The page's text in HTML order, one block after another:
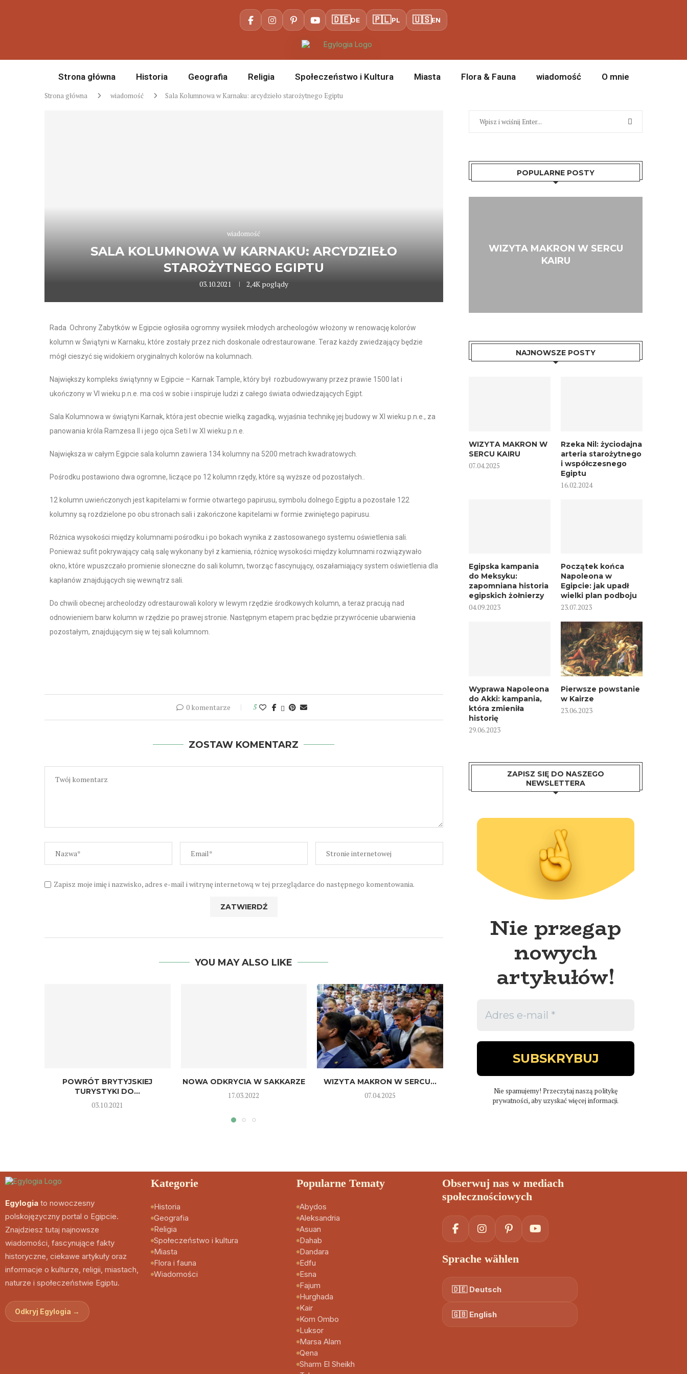
🇩🇪DE 🇵🇱PL 🇺🇸EN
Strona główna Historia Geografia Religia Społeczeństwo i Kultura Miasta Flora & Fauna wiadomość O mnie
Strona główna wiadomość Sala Kolumnowa w Karnaku: arcydzieło starożytnego Egiptu
wiadomość
SALA KOLUMNOWA W KARNAKU: ARCYDZIEŁO
STAROŻYTNEGO EGIPTU
03.10.2021 2,4Kpoglądy
Rada Ochrony Zabytków w Egipcie ogłosiła ogromny wysiłek młodych archeologów włożony w renowację kolorów
kolumn w Świątyni w Karnaku, które zostały przez nich doskonale odrestaurowane. Teraz każdy zwiedzający będzie
mógł cieszyć się widokiem oryginalnych kolorów na kolumnach.
Największy kompleks świątynny w Egipcie – Karnak Tample, który był rozbudowywany przez prawie 1500 lat i
ukończony w VI wieku p.n.e. ma coś w sobie i inspiruje ludzi z całego świata odwiedzających Egipt.
Sala Kolumnowa w świątyni Karnak, która jest obecnie wielką zagadką, wyjaśnia technikę jej budowy w XI wieku p.n.e., za
panowania króla Ramzesa II i jego ojca Seti I w XI wieku p.n.e.
Największa w całym Egipcie sala kolumn zawiera 134 kolumny na 5200 metrach kwadratowych.
Pośrodku postawiono dwa ogromne, liczące po 12 kolumn rzędy, które są wyższe od pozostałych..
12 kolumn uwieńczonych jest kapitelami w formie otwartego papirusu, symbolu dolnego Egiptu a pozostałe 122
kolumny są rozdzielone po obu stronach sali i zakończone kapitelami w formie zwiniętego papirusu.
Różnica wysokości między kolumnami pośrodku i po bokach wynika z zastosowanego systemu oświetlenia sali.
Ponieważ sufit pokrywający całą salę wykonany był z kamienia, różnicę wysokości między kolumnami rozwiązywało
okno, które wpuszczało promienie słoneczne do sali kolumn, tworząc fascynujący, oszałamiający system oświetlenia dla
kapłanów znajdujących się wewnątrz sali.
Do chwili obecnej archeolodzy odrestaurowali kolory w lewym rzędzie środkowych kolumn, a teraz pracują nad
odnowieniem barw kolumn w rzędzie po prawej stronie. Następnym etapem prac będzie przywrócenie ubarwienia
pozostałym, znajdującym się w tej sali kolumnom.
0 komentarze 5
ZOSTAW KOMENTARZ
Zapisz moje imię i nazwisko, adres e-mail i witrynę internetową w tej przeglądarce do następnego komentowania.
YOU MAY ALSO LIKE
POWRÓT BRYTYJSKIEJ
TURYSTYKI DO...
03.10.2021
NOWA ODKRYCIA W SAKKARZE
17.03.2022
WIZYTA MAKRON W SERCU...
07.04.2025
20.10.2021
POPULARNE POSTY
WIZYTA MAKRON W SERCU
KAIRU
NAJNOWSZE POSTY
WIZYTA MAKRON W
SERCU KAIRU
07.04.2025
Rzeka Nil: życiodajna
arteria starożytnego
i współczesnego
Egiptu
16.02.2024
Egipska kampania
do Meksyku:
zapomniana historia
egipskich żołnierzy
04.09.2023
Początek końca
Napoleona w
Egipcie: jak upadł
wielki plan podboju
23.07.2023
Wyprawa Napoleona
do Akki: kampania,
która zmieniła
historię
29.06.2023
Pierwsze powstanie
w Kairze
23.06.2023
ZAPISZ SIĘ DO NASZEGO
NEWSLETTERA
Nie przegap
nowych
artykułów!
Nie spamujemy! Przeczytaj naszą politykę
prywatności, aby uzyskać więcej informacji
Egylogia to nowoczesny
polskojęzyczny portal o Egipcie.
Znajdziesz tutaj najnowsze
wiadomości, fascynujące fakty
historyczne, ciekawe artykuły oraz
informacje o kulturze, religii, miastach,
naturze i społeczeństwie Egiptu.
Odkryj Egylogia →
Kategorie
Historia
Geografia
Religia
Społeczeństwo i kultura
Miasta
Flora i fauna
Wiadomości
Popularne Tematy
Abydos
Aleksandria
Asuan
Dahab
Dandara
Edfu
Esna
Fajum
Hurghada
Kair
Kom Ombo
Luksor
Marsa Alam
Qena
Sharm El Sheikh
Obserwuj nas w mediach
społecznościowych
Sprache wählen
🇩🇪 Deutsch
🇬🇧 English